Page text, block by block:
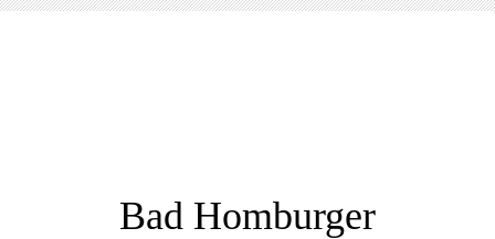
Bad Homburger